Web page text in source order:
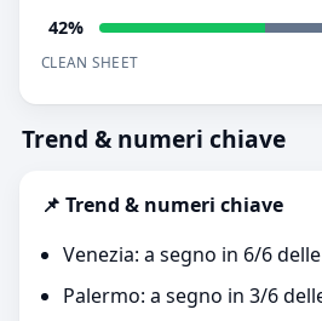
42%
CLEAN SHEET
Trend & numeri chiave
📌 Trend & numeri chiave
Venezia: a segno in 6/6
Palermo: a segno in 3/6